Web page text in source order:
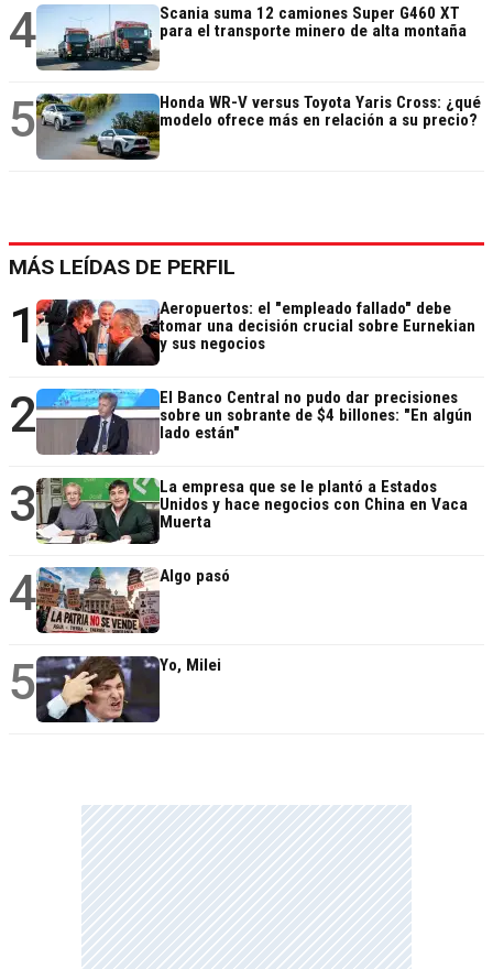
4
Scania suma 12 camiones Super G460 XT
para el transporte minero de alta montaña
5
Honda WR-V versus Toyota Yaris Cross: ¿qué
modelo ofrece más en relación a su precio?
MÁS LEÍDAS DE PERFIL
1
Aeropuertos: el "empleado fallado" debe
tomar una decisión crucial sobre Eurnekian
y sus negocios
2
El Banco Central no pudo dar precisiones
sobre un sobrante de $4 billones: "En algún
lado están"
3
La empresa que se le plantó a Estados
Unidos y hace negocios con China en Vaca
Muerta
4 Algo pasó
5 Yo, Milei